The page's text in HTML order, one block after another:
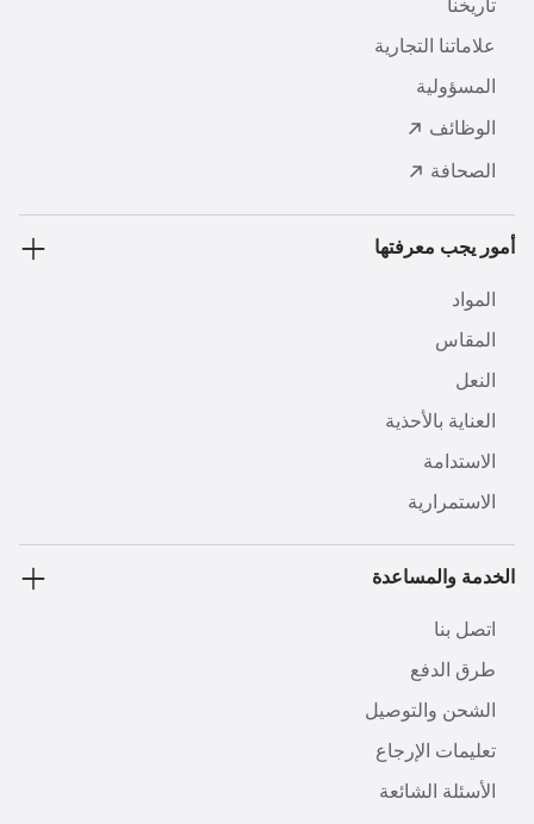
تاريخنا
علاماتنا التجارية
المسؤولية
الوظائف
الصحافة
أمور يجب معرفتها
المواد
المقاس
النعل
العناية بالأحذية
الاستدامة
الاستمرارية
الخدمة والمساعدة
اتصل بنا
طرق الدفع
الشحن والتوصيل
تعليمات الإرجاع
الأسئلة الشائعة